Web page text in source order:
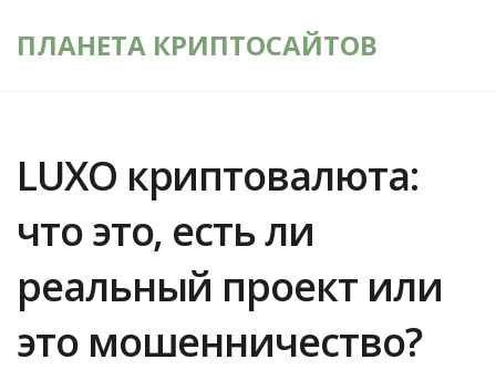
ПЛАНЕТА КРИПТОСАЙТОВ
LUXO криптовалюта:
что это, есть ли
реальный проект или
это мошенничество?